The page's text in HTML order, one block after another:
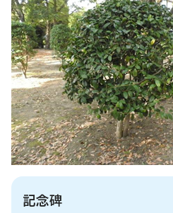
記念碑